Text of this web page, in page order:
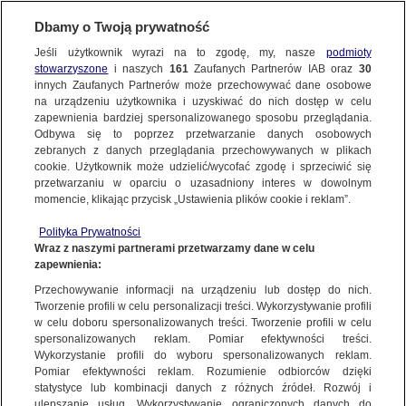
ŁÓDŹ
Zmarł Radosław Pasterczyk, wieloletni
operator TVN. Miał 46 lat
Zespół autorów
25.05.2026, 11:50
Posłuchaj artykułu
Czyta lektor AI
Dbamy o Twoją prywatność
Jeśli użytkownik wyrazi na to zgodę, my, nasze podmioty
stowarzyszone i naszych 161Zaufanych Partnerów IAB oraz 30
innych Zaufanych Partnerów może przechowywać dane osobowe
na urządzeniu użytkownika i uzyskiwać do nich dostęp w celu
zapewnienia bardziej spersonalizowanego sposobu przeglądania.
Odbywa się to poprzez przetwarzanie danych osobowych
zebranych z danych przeglądania przechowywanych w plikach
cookie. Użytkownik może udzielić/wycofać zgodę i sprzeciwić się
przetwarzaniu w oparciu o uzasadniony interes w dowolnym
momencie, klikając przycisk „Ustawienia plików cookie i reklam”.
Polityka Prywatności
Wraz z naszymi partnerami przetwarzamy dane w celu
zapewnienia:
Przechowywanie informacji na urządzeniu lub dostęp do nich.
Tworzenie profili w celu personalizacji treści. Wykorzystywanie profili
w celu doboru spersonalizowanych treści. Tworzenie profili w celu
spersonalizowanych reklam. Pomiar efektywności treści.
Wykorzystanie profili do wyboru spersonalizowanych reklam.
Pomiar efektywności reklam. Rozumienie odbiorców dzięki
statystyce lub kombinacji danych z różnych źródeł. Rozwój i